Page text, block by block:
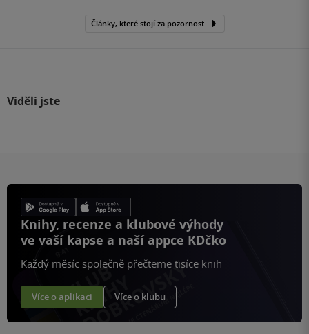
Články, které stojí za pozornost
Viděli jste
Knihy, recenze a klubové výhody
ve vaší kapse a naší appce KDčko
Každý měsíc společně přečteme tisíce knih
Více o aplikaci Více o klubu